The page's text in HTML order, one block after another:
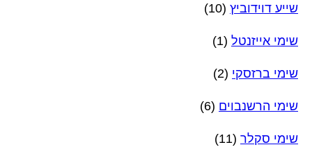
שייע דוידוביץ (10)
שימי אייזנטל (1)
שימי ברזסקי (2)
שימי הרשנבוים (6)
שימי סקלר (11)